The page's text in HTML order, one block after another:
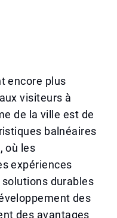
encore plus
visiteurs à
de la ville est de
balnéaires
où les
expériences
durables
des
des avantages